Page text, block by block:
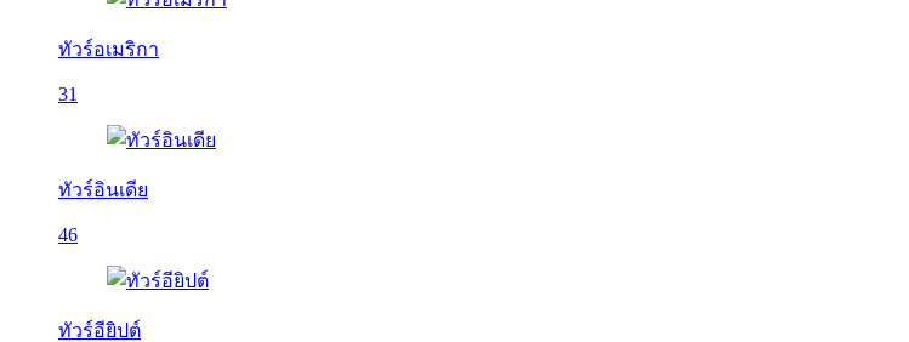
ทัวร์อเมริกา
31
ทัวร์อินเดีย
46
ทัวร์อียิปต์